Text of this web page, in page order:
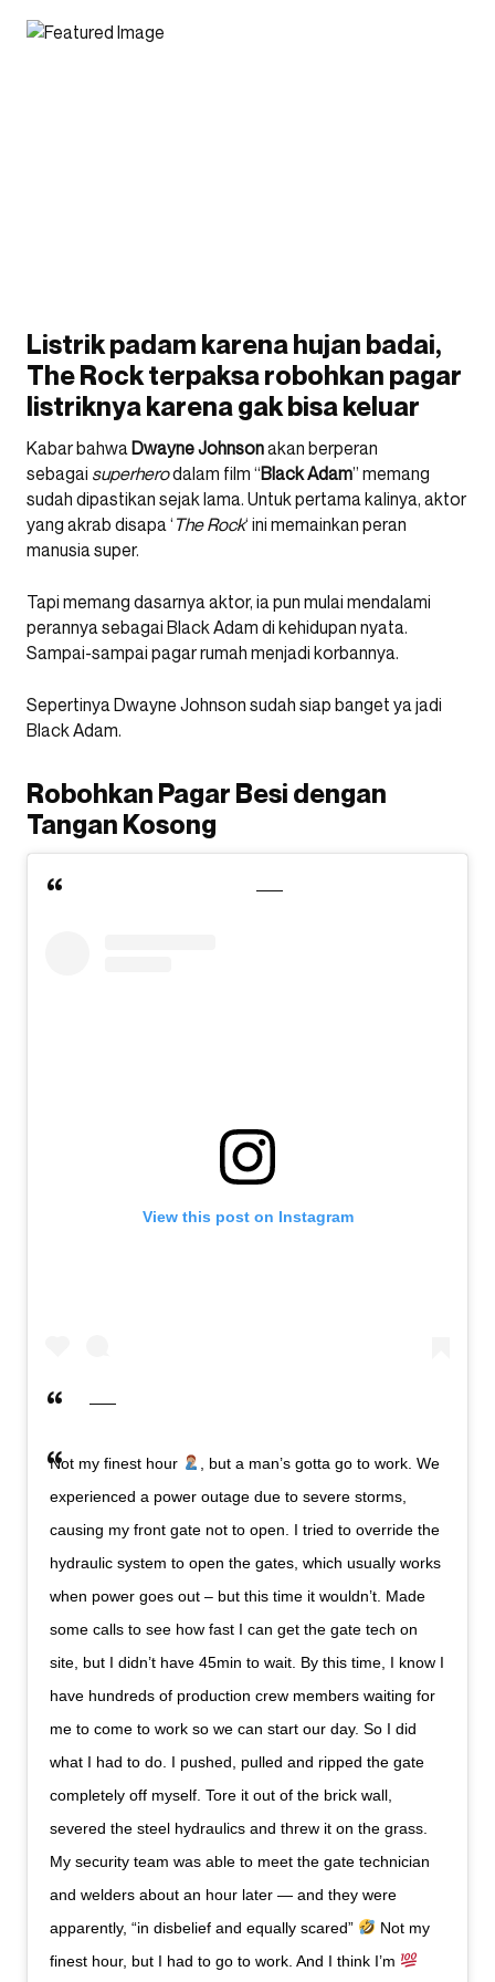
Listrik padam karena hujan badai,
The Rock terpaksa robohkan pagar
listriknya karena gak bisa keluar
Kabar bahwa Dwayne Johnsonakan berperan
sebagai superherodalam film “Black Adam” memang
sudah dipastikan sejak lama. Untuk pertama kalinya, aktor
yang akrab disapa ‘ The Rock‘ ini memainkan peran
manusia super.
Tapi memang dasarnya aktor, ia pun mulai mendalami
perannya sebagai Black Adam di kehidupan nyata.
Sampai-sampai pagar rumah menjadi korbannya.
Sepertinya Dwayne Johnson sudah siap banget ya jadi
Black Adam.
Robohkan Pagar Besi dengan
Tangan Kosong
View this post on Instagram
Not my finest hour
, but a man’s gotta go to work. We
experienced a power outage due to severe storms,
causing my front gate not to open. I tried to override the
hydraulic system to open the gates, which usually works
when power goes out – but this time it wouldn’t. Made
some calls to see how fast I can get the gate tech on
site, but I didn’t have 45min to wait. By this time, I know I
have hundreds of production crew members waiting for
me to come to work so we can start our day. So I did
what I had to do. I pushed, pulled and ripped the gate
completely off myself. Tore it out of the brick wall,
severed the steel hydraulics and threw it on the grass.
My security team was able to meet the gate technician
and welders about an hour later — and they were
apparently, “in disbelief and equally scared”
Not my
finest hour, but I had to go to work. And I think I’m